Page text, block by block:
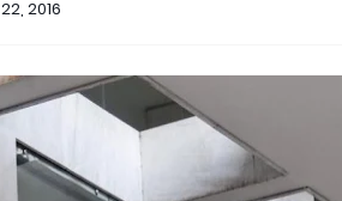
2016